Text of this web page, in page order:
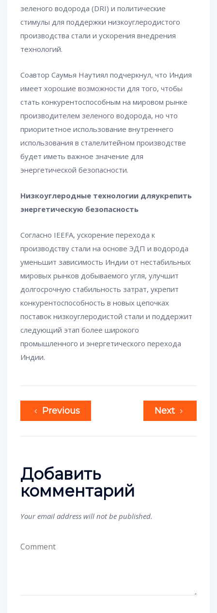
зеленого водорода (DRI) и политические
стимулы для поддержки низкоуглеродистого
производства стали и ускорения внедрения
технологий.
Соавтор Саумья Наутиял подчеркнул, что Индия
имеет хорошие возможности для того, чтобы
стать конкурентоспособным на мировом рынке
производителем зеленого водорода, но что
приоритетное использование внутреннего
использования в сталелитейном производстве
будет иметь важное значение для
энергетической безопасности.
Низкоуглеродные технологии дляукрепить
энергетическую безопасность
Согласно IEEFA, ускорение перехода к
производству стали на основе ЭДП и водорода
уменьшит зависимость Индии от нестабильных
мировых рынков добываемого угля, улучшит
долгосрочную стабильность затрат, укрепит
конкурентоспособность в новых цепочках
поставок низкоуглеродистой стали и поддержит
следующий этап более широкого
промышленного и энергетического перехода
Индии.
Previous Next
Добавить
комментарий
Your email address will not be published.